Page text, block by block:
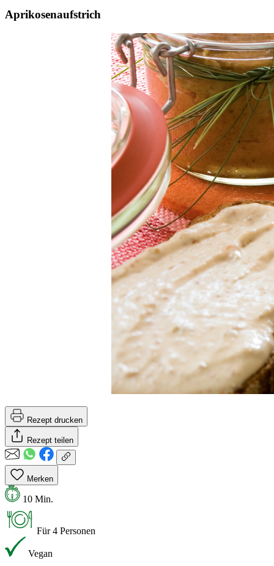
Aprikosenaufstrich
Rezept drucken
Rezept teilen
Merken
10 Min.
Für 4 Personen
Vegan